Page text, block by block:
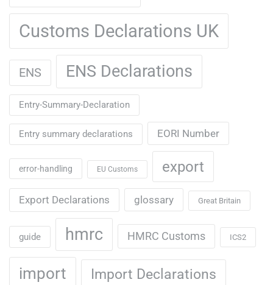
Customs Declarations UK
ENS ENS Declarations
Entry-Summary-Declaration
Entry summary declarations EORI Number
error-handling EU Customs export
Export Declarations glossary Great Britain
guide hmrc HMRC Customs ICS2
import Import Declarations